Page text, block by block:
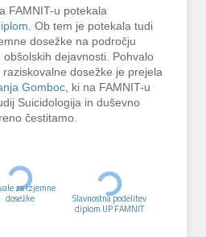
FAMNIT-u potekala
. Ob tem je potekala tudi
dosežke na področju
dejavnosti. Pohvalo
dosežke je prejela
Gomboc , ki na FAMNIT-u
Suicidologija in duševno
čestitamo.
za izjemne
dosežke
Slavnostna podelitev
diplom UP FAMNIT